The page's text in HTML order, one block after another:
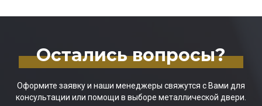
Остались вопросы?
Оформите заявку и наши менеджеры свяжутся с Вами для
консультации или помощи в выборе металлической двери.